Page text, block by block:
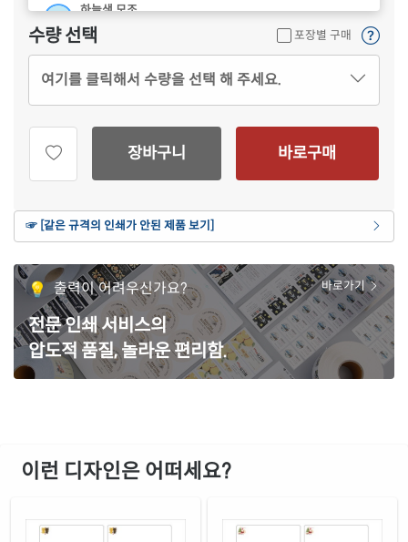
하늘색 모조
CL220B-DV094
재질 설명
CL220G-DV094잉크젯, 레이저 겸용
재질 설명
CL220P-DV094
잉크젯, 레이저 겸용
재질 설명
재질 설명
갈색 크라프트
CL220KR-DV094잉크젯, 레이저 겸용
파란색 모조
CL220TB-DV094잉크젯, 레이저 겸용
재질 설명
녹색 모조
CL220TG-DV094 잉크젯, 레이저 겸용
재질 설명
CL220TV-DV094
잉크젯, 레이저 겸용
수량 선택 포장별 구매
여기를 클릭해서 수량을 선택 해 주세요.
장바구니 바로구매
☞ [같은 규격의 인쇄가 안된 제품 보기]
출력이 어려우신가요?
전문 인쇄 서비스의
압도적 품질, 놀라운 편리함.
바로가기
이런 디자인은 어떠세요?